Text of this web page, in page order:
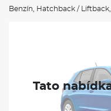
Benzín Hatchback / Liftback